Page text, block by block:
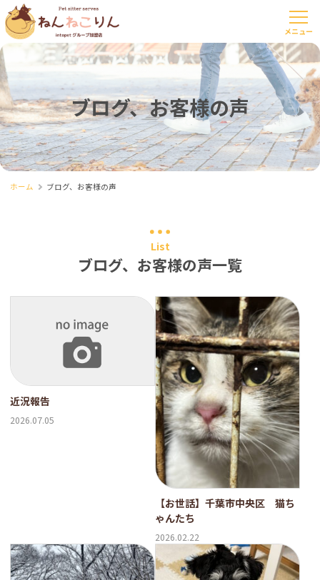
ブログ、お客様の声
ホーム ブログ、お客様の声
List
ブログ、お客様の声一覧
近況報告
2026.07.05
【お世話】千葉市中央区 猫ち
ゃんたち
2026.02.22